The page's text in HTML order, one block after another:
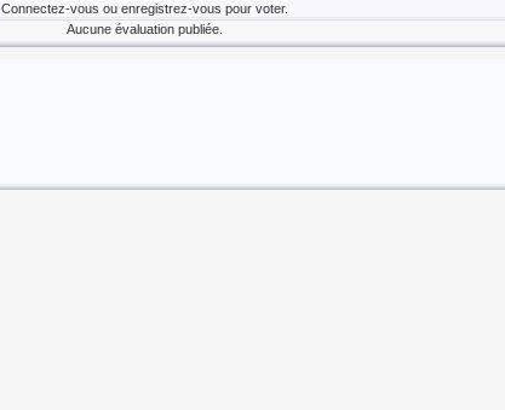
Connectez-vous ou enregistrez-vous pour voter.
Aucune évaluation publiée.